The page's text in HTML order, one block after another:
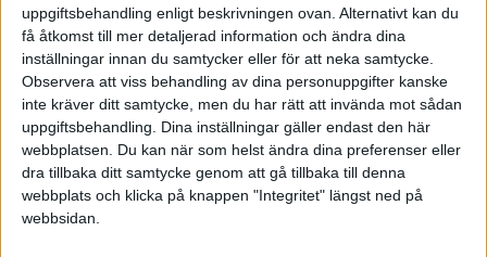
uppgiftsbehandling enligt beskrivningen ovan. Alternativt kan du
få åtkomst till mer detaljerad information och ändra dina
inställningar innan du samtycker eller för att neka samtycke.
Observera att viss behandling av dina personuppgifter kanske
inte kräver ditt samtycke, men du har rätt att invända mot sådan
uppgiftsbehandling. Dina inställningar gäller endast den här
webbplatsen. Du kan när som helst ändra dina preferenser eller
dra tillbaka ditt samtycke genom att gå tillbaka till denna
webbplats och klicka på knappen "Integritet" längst ned på
webbsidan.